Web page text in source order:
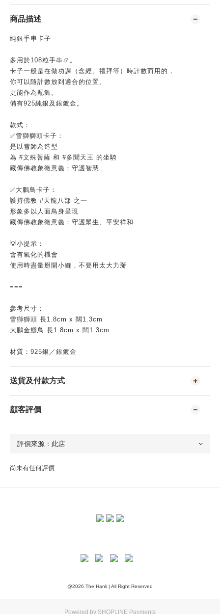
商品描述
純銀手串卡子
多用於108粒手串📿。
卡子一般是在做功課（念經、禮拜等）時計數而用的，
你可以隨計數放到適合的位置。
更能作為配飾。
備有925純銀及銀鍍金。
款式：
✅雪獅獅頭卡子：
是以雪師為造型
為 #文殊菩薩 和 #多聞天王 的坐騎
藏傳佛教象徵意義：守護智慧
✅大鵬鳥卡子：
護持佛教 #天龍八部 之一
形象多以人面鳥身呈現
藏傳佛教象徵意義：守護眾生、平安祥和
💡小提示：
會有氧化的機會
使用時盡量掰開小縫，不要用太大力掰
===
參考尺寸：
雪獅獅頭 長1.8cm x 闊1.3cm
大鵬金翅鳥 長1.8cm x 闊1.3cm
材質：925銀／銀鍍金
送貨及付款方式
顧客評價
尚未有任何評價
@2026 The Hanli | All Right Reserved
Powered by SHOPLINE Payments